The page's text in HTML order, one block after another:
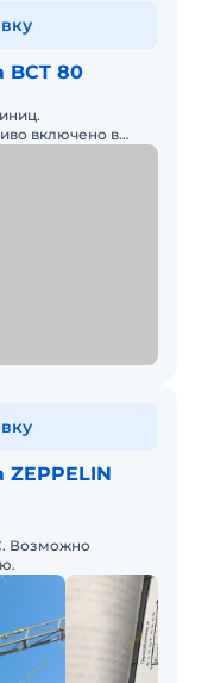
BCT 80
включено в
Возможно